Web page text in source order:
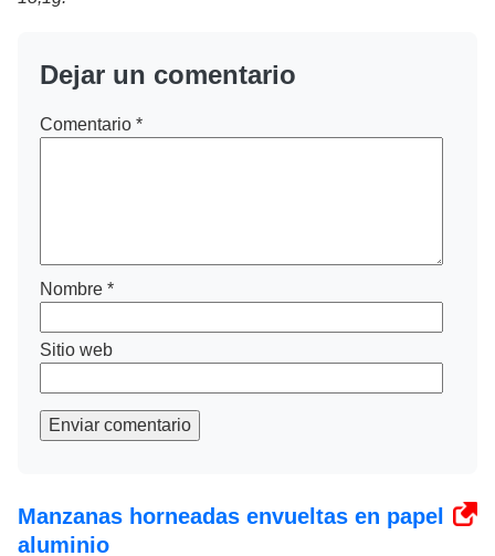
Dejar un comentario
Comentario *
Nombre *
Sitio web
Enviar comentario
Manzanas horneadas envueltas en papel
aluminio